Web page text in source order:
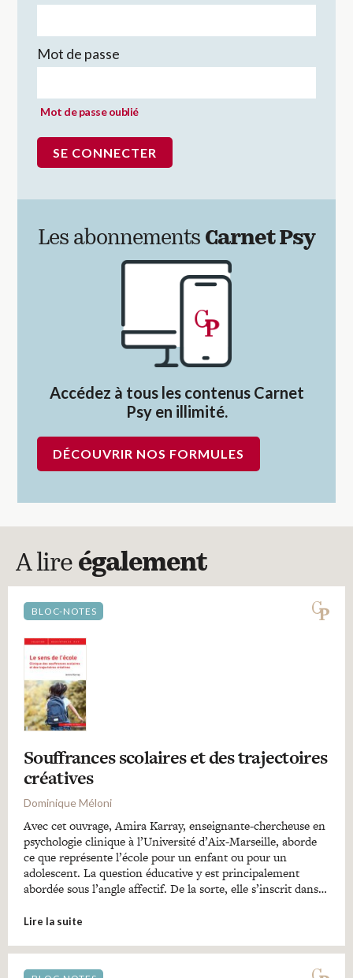
Mot de passe
Mot de passe oublié
Les abonnements Carnet Psy
Accédez à tous les contenus Carnet
Psy en illimité.
DÉCOUVRIR NOS FORMULES
A lire également
BLOC-NOTES
Souffrances scolaires et des trajectoires
créatives
Dominique Méloni
Avec cet ouvrage, Amira Karray, enseignante-chercheuse en
psychologie clinique à l’Université d’Aix-Marseille, aborde
ce que représente l’école pour un enfant ou pour un
adolescent. La question éducative y est principalement
abordée sous l’angle affectif. De la sorte, elle s’inscrit dans…
Lire la suite